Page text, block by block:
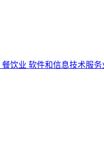
餐饮业 软件和信息技术服